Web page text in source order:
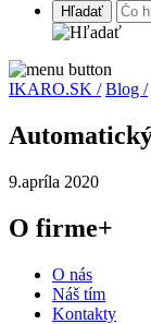
IKARO.SK / Blog /
9.apríla 2020
O firme+
O nás
Náš tím
Kontakty